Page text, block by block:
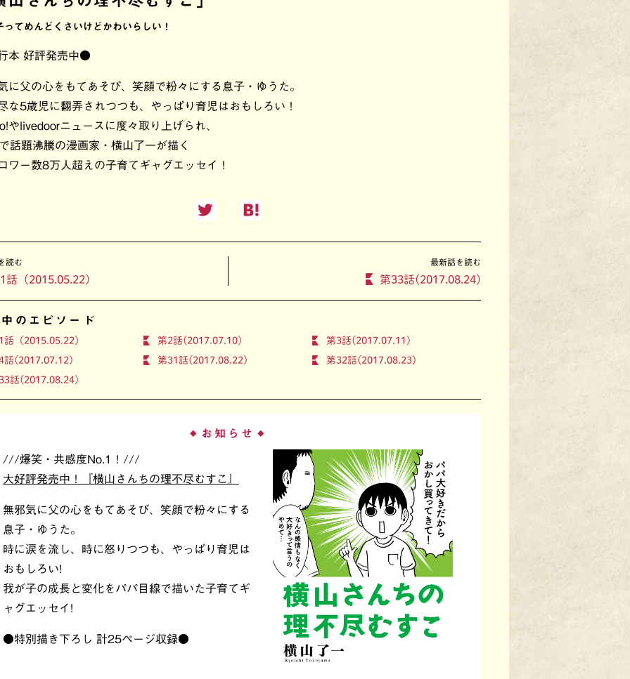
ってめんどくさいけどかわいらしい！
本 好評発売中●
に父の心をもてあそび、笑顔で粉々にする息子・ゆうた。
な5歳児に翻弄されつつも、やっぱり育児はおもしろい！
やlivedoorニュースに度々取り上げられ、
話題沸騰の漫画家・横山了一が描く
ワー数8万人超えの子育てギャグエッセイ！
読む
話（2015.05.22）
最新話を読む
第33話(2017.08.24)
のエピソード
話（2015.05.22） 第2話(2017.07.10)
第3話(2017.07.11)
話(2017.07.12)
第31話(2017.08.22)
第32話(2017.08.23)
話(2017.08.24)
◆ お知らせ ◆
///爆笑・共感度No.1！///
大好評発売中！『横山さんちの理不尽むすこ』
無邪気に父の心をもてあそび、笑顔で粉々にする
息子・ゆうた。
時に涙を流し、時に怒りつつも、やっぱり育児は
おもしろい!
我が子の成長と変化をパパ目線で描いた子育てギ
ャグエッセイ!
●特別描き下ろし 計25ページ収録●